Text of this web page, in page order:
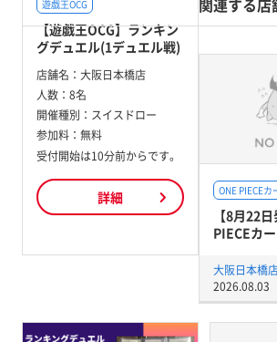
遊戯王OCG
【遊戯王OCG】ランキン
グデュエル(1デュエル戦)
店舗名： 大阪日本橋店
人数： 8名
開催種別： スイスドロー
参加料： 無料
受付開始は10分前からです。
詳細 ONE PIECE
【8月22
PIECEカ
大阪日本橋
2026.08.03